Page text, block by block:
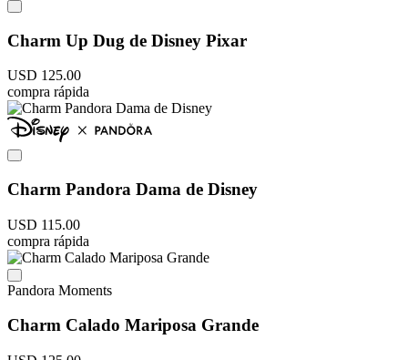
Charm Up Dug de Disney Pixar
USD 125.00
compra rápida
Charm Pandora Dama de Disney
USD 115.00
compra rápida
Pandora Moments
Charm Calado Mariposa Grande